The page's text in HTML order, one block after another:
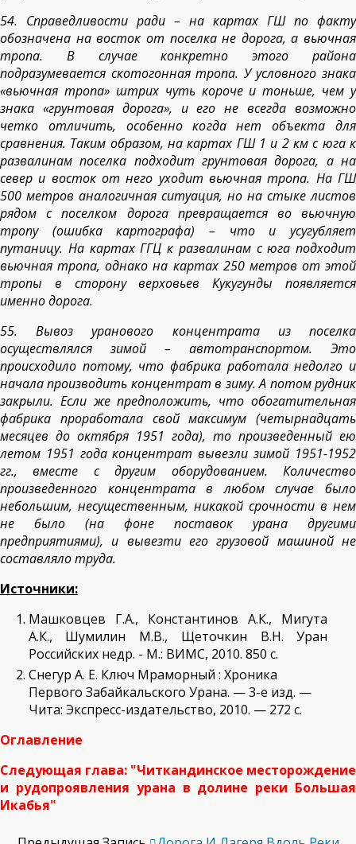
54. Справедливости ради – на картах ГШ по факту
обозначена на восток от поселка не дорога, а вьючная
тропа. В случае конкретно этого района
подразумевается скотогонная тропа. У условного знака
«вьючная тропа» штрих чуть короче и тоньше, чем у
знака «грунтовая дорога», и его не всегда возможно
четко отличить, особенно когда нет объекта для
сравнения. Таким образом, на картах ГШ 1 и 2 км с юга к
развалинам поселка подходит грунтовая дорога, а на
север и восток от него уходит вьючная тропа. На ГШ
500 метров аналогичная ситуация, но на стыке листов
рядом с поселком дорога превращается во вьючную
тропу (ошибка картографа) – что и усугубляет
путаницу. На картах ГГЦ к развалинам с юга подходит
вьючная тропа, однако на картах 250 метров от этой
тропы в сторону верховьев Кукугунды появляется
именно дорога.
55. Вывоз уранового концентрата из поселка
осуществлялся зимой – автотранспортом. Это
происходило потому, что фабрика работала недолго и
начала производить концентрат в зиму. А потом рудник
закрыли. Если же предположить, что обогатительная
фабрика проработала свой максимум (четырнадцать
месяцев до октября 1951 года), то произведенный ею
летом 1951 года концентрат вывезли зимой 1951-1952
гг., вместе с другим оборудованием. Количество
произведенного концентрата в любом случае было
небольшим, несущественным, никакой срочности в нем
не было (на фоне поставок урана другими
предприятиями), и вывезти его грузовой машиной не
составляло труда.
Источники:
Машковцев Г.А., Константинов А.К., Мигута
А.К., Шумилин М.В., Щеточкин В.Н. Уран
Российских недр. - М.: ВИМС, 2010. 850 с.
Снегур А. Е. Ключ Мраморный : Хроника
Первого Забайкальского Урана. — 3-е изд. —
Чита: Экспресс-издательство, 2010. — 272 с.
Оглавление
Следующая глава: "Читкандинское месторождение
и рудопроявления урана в долине реки Большая
Икабья"